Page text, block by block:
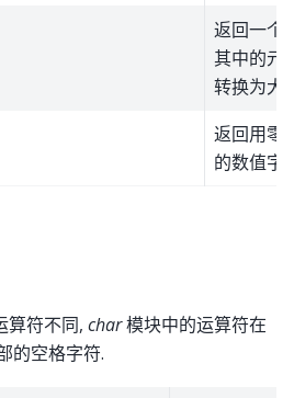
返回一个
其中的元
转换为大
返回用零
的数值字
算符不同, char模块中的运算符在
的空格字符.